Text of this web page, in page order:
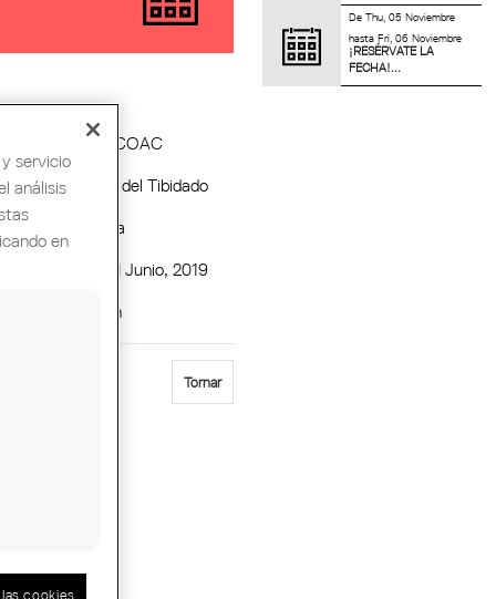
DeThu, 05 Noviembre
hastaFri, 06 Noviembre
¡RESÉRVATE LA
FECHA!...
Organizadora :
COAC
d'Atraccions del Tibidado
:
Barcelona
Viernes, 14 Junio, 2019
de 18.30 a 00 h
Tornar
servicio
análisis
en
cookies